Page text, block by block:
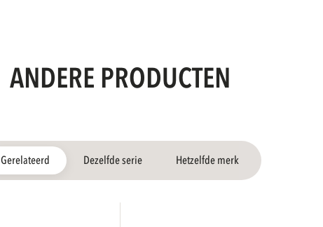
ANDERE PRODUCTEN
Gerelateerd Dezelfde serie Hetzelfde merk